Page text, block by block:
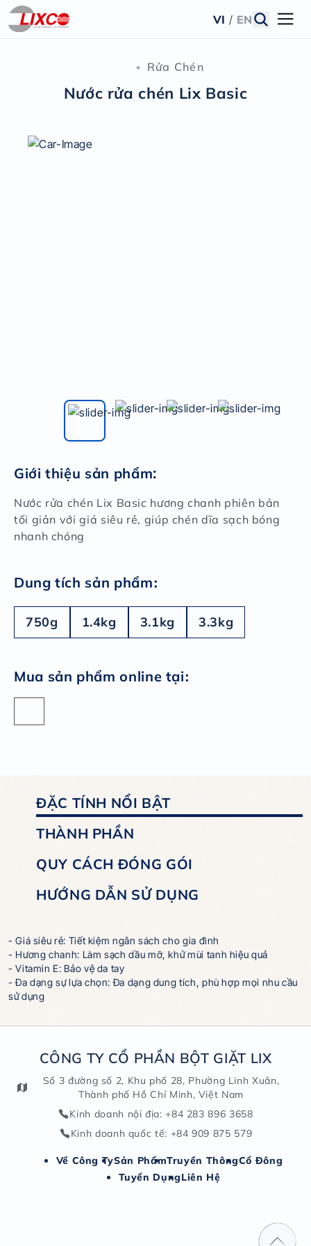
VI/ EN
• Rửa Chén
Nước rửa chén Lix Basic
Giới thiệu sản phẩm:
Nước rửa chén Lix Basic hương chanh phiên bản
tối giản với giá siêu rẻ, giúp chén dĩa sạch bóng
nhanh chóng
Dung tích sản phẩm:
750g 1.4kg 3.1kg 3.3kg
Mua sản phẩm online tại:
ĐẶC TÍNH NỔI BẬT
THÀNH PHẦN
QUY CÁCH ĐÓNG GÓI
HƯỚNG DẪN SỬ DỤNG
- Giá siêu rẻ: Tiết kiệm ngân sách cho gia đình
- Hương chanh: Làm sạch dầu mỡ, khử mùi tanh hiệu quả
- Vitamin E: Bảo vệ da tay
- Đa dạng sự lựa chọn: Đa dạng dung tích, phù hợp mọi nhu cầu
sử dụng
CÔNG TY CỔ PHẦN BỘT GIẶT LIX
Số 3 đường số 2, Khu phố 28, Phường Linh Xuân,
Thành phố Hồ Chí Minh, Việt Nam
Kinh doanh nội địa: +84 283 896 3658
Kinh doanh quốc tế: +84 909 875 579
Về Công TySản PhẩmTruyền ThôngCổ Đông
Tuyển DụngLiên Hệ